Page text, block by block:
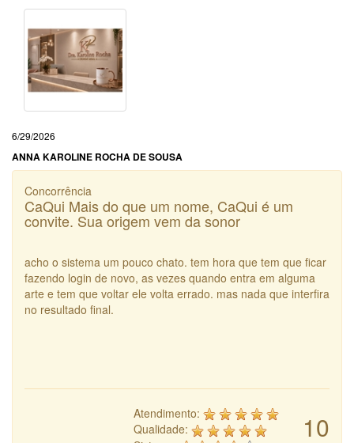
6/29/2026
ANNA KAROLINE ROCHA DE SOUSA
Concorrência
CaQui Mais do que um nome, CaQui é um
convite. Sua origem vem da sonor
acho o sistema um pouco chato. tem hora que tem que ficar
fazendo login de novo, as vezes quando entra em alguma
arte e tem que voltar ele volta errado. mas nada que interfira
no resultado final.
10
Atendimento:
Qualidade: